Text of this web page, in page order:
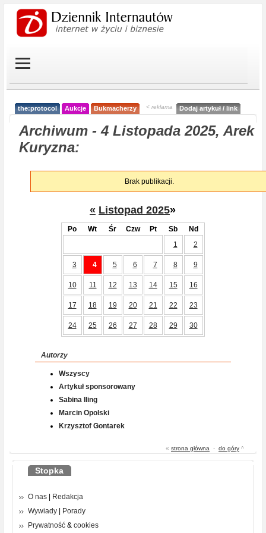
the:protocol Aukcje Bukmacherzy < reklama Dodaj artykuł / link
Archiwum - 4 Listopada 2025, Arek
Kuryzna:
Brak publikacji.
« Listopad 2025»
Po Wt Śr Czw Pt Sb
Nd
1
2
3 4 5 6 7 8 9
10 11 12 13 14 15 16
17 18 19 20 21 22 23
24 25 26 27 28 29 30
Autorzy
Wszyscy
Artykuł sponsorowany
Sabina Iling
Marcin Opolski
Krzysztof Gontarek
« strona główna - do góry ^
Stopka
O nas
Redakcja
Wywiady
Porady
Prywatność & cookies